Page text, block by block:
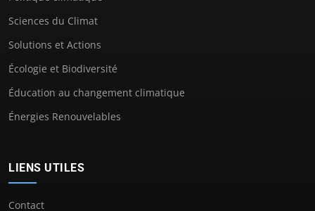
Sciences du Climat
Solutions et Actions
Écologie et Biodiversité
Éducation au changement climatique
Énergies Renouvelables
LIENS UTILES
Contact